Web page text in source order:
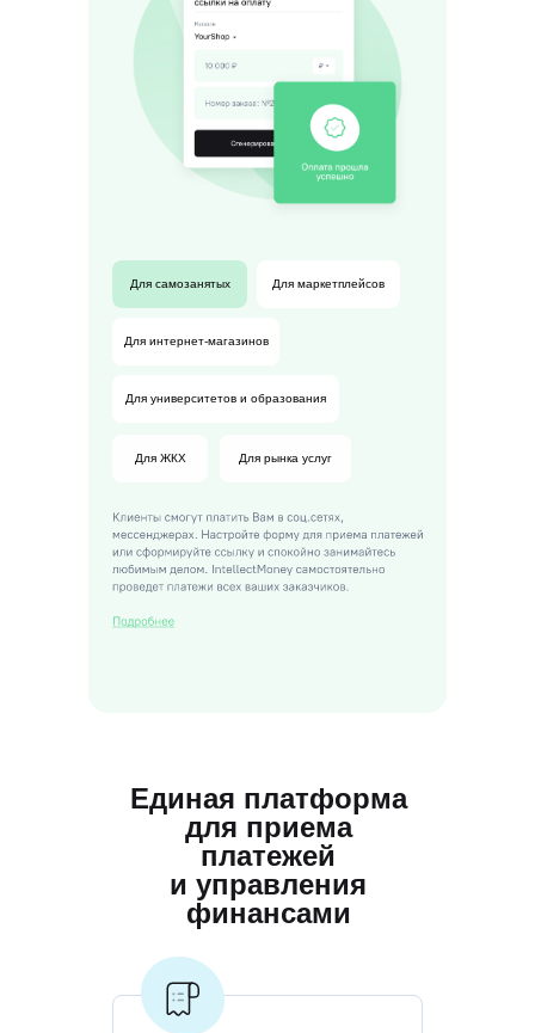
Для самозанятых
Для интернет-магазинов
Для маркетплейсов
Для университетов и образования
Для ЖКХ Для рынка услуг
Единая платформа
для приема
платежей
и управления
финансами